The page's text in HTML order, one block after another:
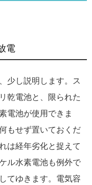
電
少し説明します。ス
乾電池と、限られた
電池が使用できま
もせず置いておくだ
は経年劣化と捉えて
ル水素電池も例外で
てゆきます。電気容